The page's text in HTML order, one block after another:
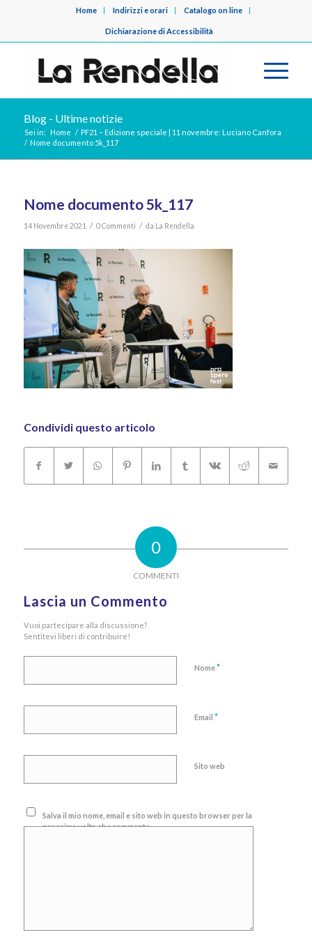
Home Indirizzi e orari Catalogo on line
Dichiarazione di Accessibilità
Blog - Ultime notizie
Sei in: Home / PF21 – Edizione speciale | 11 novembre: Luciano Canfora
/ Nome documento 5k_117
Nome documento 5k_117
14 Novembre 2021 / 0 Commenti / da La Rendella
Condividi questo articolo
0
COMMENTI
Lascia un Commento
Vuoi partecipare alla discussione?
Sentitevi liberi di contribuire!
Nome*
Email *
Sito web
Salva il mio nome, email e sito web in questo browser per la
prossima volta che commento.